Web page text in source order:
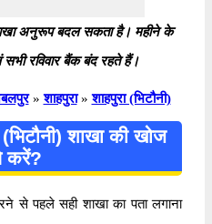
अनुरूप बदल सकता है। महीने के
रविवार बैंक बंद रहते हैं।
» शाहपुरा » शाहपुरा (भिटौनी)
(भिटौनी) शाखा की खोज
करें?
से पहले सही शाखा का पता लगाना